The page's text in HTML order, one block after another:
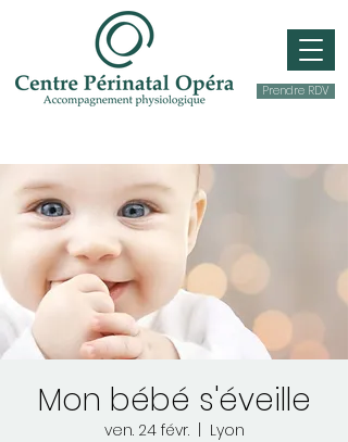
Prendre RDV
Mon bébé s'éveille
ven. 24 févr.
  |
Lyon